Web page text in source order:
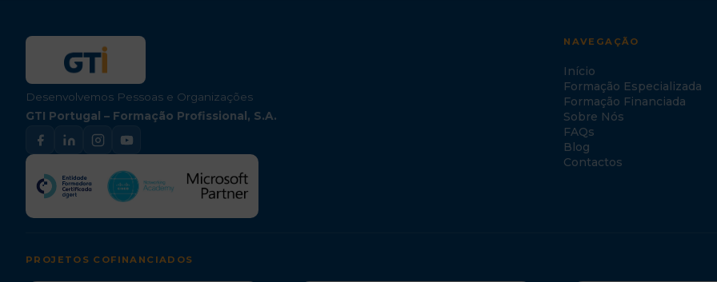
Desenvolvemos Pessoas e Organizações
GTI Portugal – Formação Profissional, S.A.
NAVEGAÇÃO
Início
Formação Especializada
Formação Financiada
Sobre Nós
FAQs
Blog
Contactos
PROJETOS COFINANCIADOS